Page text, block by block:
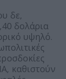
δε,
δολάρια
υψηλό.
καθιστούν